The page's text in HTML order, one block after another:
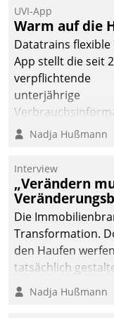
UVI-App
Warm auf die
Datatrains flexible
App stellt die seit
verpflichtende
unterjährige
schnell, zuverlässig
Die monatlichen
Mitteilungen zum
Heizungs- und
Wasserverbrauch
automatisiert,
und auf Wunsch
mehrere zuvor
Nadja Hußmann
Interview
„Verändern
Die
Transformation.
den Haufen
tatsächlich
Argumente zählen
Nadja Hußmann